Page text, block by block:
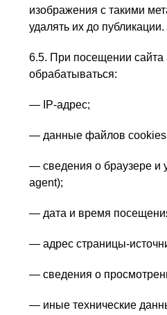
изображения с такими
удалять их до публикации.
6.5. При посещении сайта
обрабатываться:
— IP-адрес;
— данные файлов
— сведения о браузере и
agent);
— дата и время
— адрес страницы-
— сведения о
— иные технические